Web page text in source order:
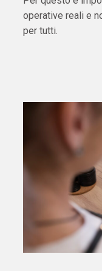
operative reali e
per tutti.